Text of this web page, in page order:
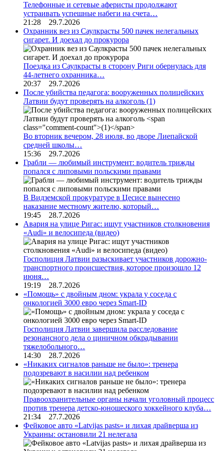
Телефонные и сетевые аферисты продолжают
устраивать успешные набеги на счета…
21:28 29.7.2026
Охранник вез из Саулкрасты 500 пачек нелегальных
сигарет. И доехал до прокурора
Поездка из Саулкрасты в сторону Риги обернулась для
44-летнего охранника…
20:37 29.7.2026
После убийства педагога: вооруженных полицейских
Латвии будут проверять на алкоголь (1)
Во вторник вечером, 28 июля, во дворе Лиепайской
средней школы…
15:36 29.7.2026
Грабли — любимый инструмент: водитель трижды
попался с липовыми польскими правами
В Видземской прокуратуре в Цесисе вынесено
наказание местному жителю, который…
19:45 28.7.2026
Авария на улице Ригас: ищут участников столкновения
«Audi» и велосипеда (видео)
Госполиция Латвии разыскивает участников дорожно-
транспортного происшествия, которое произошло 12
июня…
19:19 28.7.2026
«Помощь» с двойным дном: украла у соседа с
онкологией 3000 евро через Smart-ID
Госполиция Латвии завершила расследование
резонансного дела о циничном обкрадывании
тяжелобольного…
14:30 28.7.2026
«Никаких сигналов раньше не было»: тренера
подозревают в насилии над ребенком
Правоохранительные органы начали уголовный процесс
против тренера детско-юношеского хоккейного клуба…
21:34 27.7.2026
Фейковое авто «Latvijas pasts» и лихая драйверша из
Украины: остановили 21 нелегала